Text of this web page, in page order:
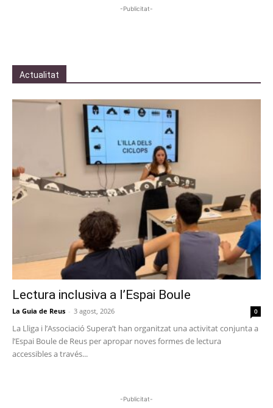
-Publicitat-
Actualitat
Lectura inclusiva a l’Espai Boule
La Guia de Reus - 3 agost, 2026 0
La Lliga i l’Associació Supera’t han organitzat una activitat conjunta a
l’Espai Boule de Reus per apropar noves formes de lectura
accessibles a través...
-Publicitat-